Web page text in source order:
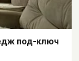
под-ключ